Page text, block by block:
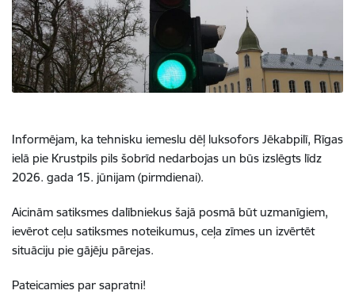
Informējam, ka tehnisku iemeslu dēļ luksofors Jēkabpilī, Rīgas
ielā pie Krustpils pils šobrīd nedarbojas un būs izslēgts līdz
2026. gada 15. jūnijam (pirmdienai).
Aicinām satiksmes dalībniekus šajā posmā būt uzmanīgiem,
ievērot ceļu satiksmes noteikumus, ceļa zīmes un izvērtēt
situāciju pie gājēju pārejas.
Pateicamies par sapratni!